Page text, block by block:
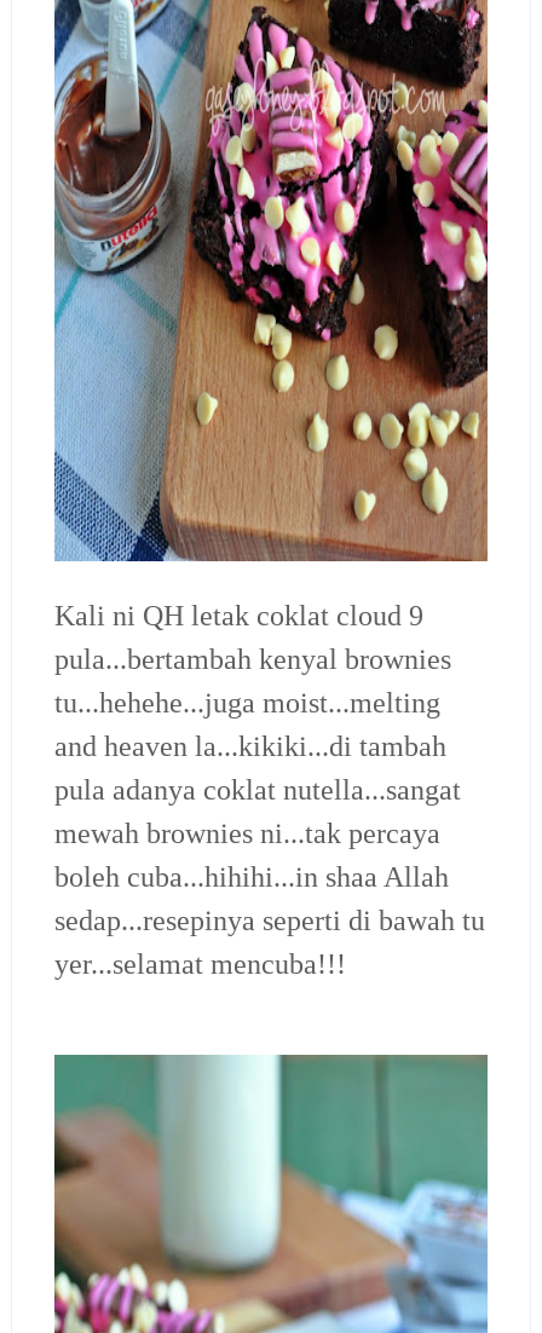
Kali ni QH letak coklat cloud 9
pula...bertambah kenyal brownies
tu...hehehe...juga moist...melting
and heaven la...kikiki...di tambah
pula adanya coklat nutella...sangat
mewah brownies ni...tak percaya
boleh cuba...hihihi...in shaa Allah
sedap...resepinya seperti di bawah tu
yer...selamat mencuba!!!